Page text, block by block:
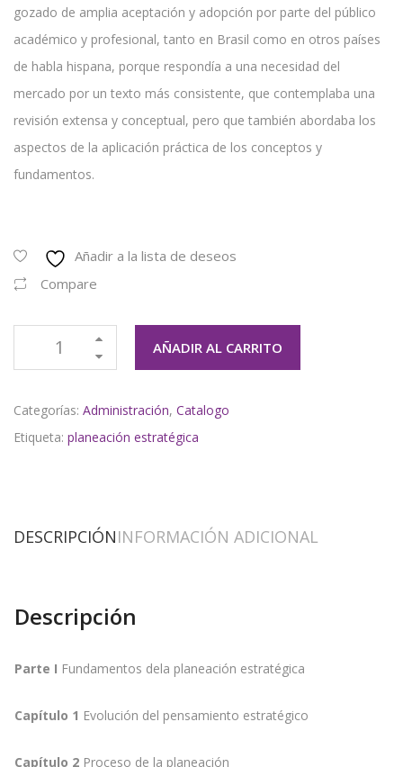
gozado de amplia aceptación y adopción por parte del público
académico y profesional, tanto en Brasil como en otros países
de habla hispana, porque respondía a una necesidad del
mercado por un texto más consistente, que contemplaba una
revisión extensa y conceptual, pero que también abordaba los
aspectos de la aplicación práctica de los conceptos y
fundamentos.
Añadir a la lista de deseos
Compare
AÑADIR AL CARRITO
Categorías: Administración, Catalogo
Etiqueta: planeación estratégica
DESCRIPCIÓNINFORMACIÓN ADICIONAL
Descripción
Parte I Fundamentos dela planeación estratégica
Capítulo 1 Evolución del pensamiento estratégico
Capítulo 2 Proceso de la planeación